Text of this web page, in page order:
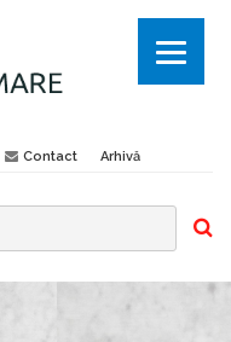
Contact Arhivă